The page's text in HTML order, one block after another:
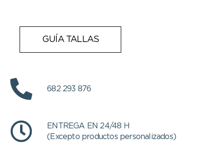
GUÍA TALLAS
682 293 876
ENTREGA EN 24/48 H
(Excepto productos personalizados)